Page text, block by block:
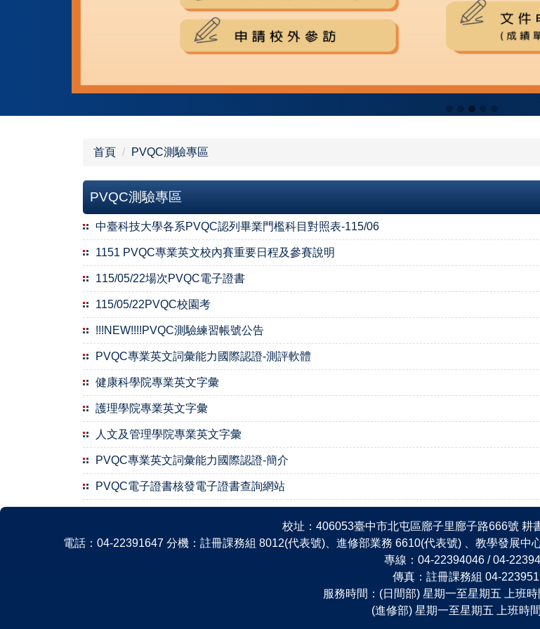
首頁 PVQC測驗專區
PVQC測驗專區
中臺科技大學各系PVQC認列畢業門檻科目對照表-115/06
1151 PVQC專業英文校內賽重要日程及參賽說明
115/05/22場次PVQC電子證書
115/05/22PVQC校園考
!!!NEW!!!!PVQC測驗練習帳號公告
PVQC專業英文詞彙能力國際認證-測評軟體
健康科學院專業英文字彙
護理學院專業英文字彙
人文及管理學院專業英文字彙
PVQC專業英文詞彙能力國際認證-簡介
PVQC電子證書核發電子證書查詢網站
校址：406053臺中市北屯區廍子里廍子路666號 耕
電話：04-22391647 分機：註冊課務組 8012(代表號)、進修部業務 6610(代表號) 、教學發展
專線：04-22394046 / 04-
傳真：註冊課務組 04-
服務時間：(日間部) 星期一至星期五 上班
(進修部) 星期一至星期五 上班時間